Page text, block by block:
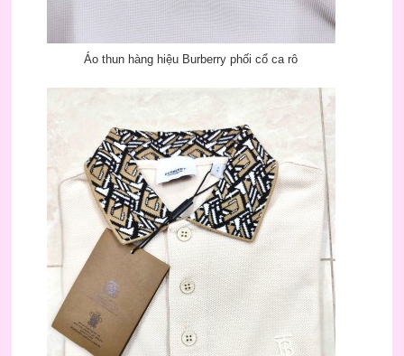
Áo thun hàng hiệu Burberry phối cổ ca rô